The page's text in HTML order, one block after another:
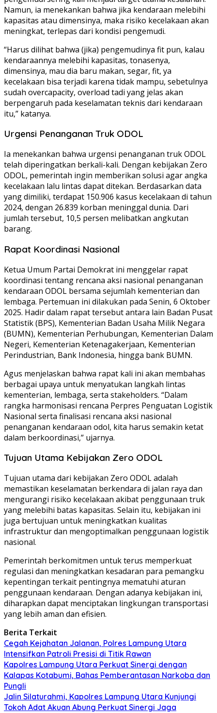
Namun, ia menekankan bahwa jika kendaraan melebihi
kapasitas atau dimensinya, maka risiko kecelakaan akan
meningkat, terlepas dari kondisi pengemudi.
“Harus dilihat bahwa (jika) pengemudinya fit pun, kalau
kendaraannya melebihi kapasitas, tonasenya,
dimensinya, mau dia baru makan, segar, fit, ya
kecelakaan bisa terjadi karena tidak mampu, sebetulnya
sudah overcapacity, overload tadi yang jelas akan
berpengaruh pada keselamatan teknis dari kendaraan
itu,” katanya.
Urgensi Penanganan Truk ODOL
Ia menekankan bahwa urgensi penanganan truk ODOL
telah diperingatkan berkali-kali. Dengan kebijakan Zero
ODOL, pemerintah ingin memberikan solusi agar angka
kecelakaan lalu lintas dapat ditekan. Berdasarkan data
yang dimiliki, terdapat 150.906 kasus kecelakaan di tahun
2024, dengan 26.839 korban meninggal dunia. Dari
jumlah tersebut, 10,5 persen melibatkan angkutan
barang.
Rapat Koordinasi Nasional
Ketua Umum Partai Demokrat ini menggelar rapat
koordinasi tentang rencana aksi nasional penanganan
kendaraan ODOL bersama sejumlah kementerian dan
lembaga. Pertemuan ini dilakukan pada Senin, 6 Oktober
2025. Hadir dalam rapat tersebut antara lain Badan Pusat
Statistik (BPS), Kementerian Badan Usaha Milik Negara
(BUMN), Kementerian Perhubungan, Kementerian Dalam
Negeri, Kementerian Ketenagakerjaan, Kementerian
Perindustrian, Bank Indonesia, hingga bank BUMN.
Agus menjelaskan bahwa rapat kali ini akan membahas
berbagai upaya untuk menyatukan langkah lintas
kementerian, lembaga, serta stakeholders. “Dalam
rangka harmonisasi rencana Perpres Penguatan Logistik
Nasional serta finalisasi rencana aksi nasional
penanganan kendaraan odol, kita harus semakin ketat
dalam berkoordinasi,” ujarnya.
Tujuan Utama Kebijakan Zero ODOL
Tujuan utama dari kebijakan Zero ODOL adalah
memastikan keselamatan berkendara di jalan raya dan
mengurangi risiko kecelakaan akibat penggunaan truk
yang melebihi batas kapasitas. Selain itu, kebijakan ini
juga bertujuan untuk meningkatkan kualitas
infrastruktur dan mengoptimalkan penggunaan logistik
nasional.
Pemerintah berkomitmen untuk terus memperkuat
regulasi dan meningkatkan kesadaran para pemangku
kepentingan terkait pentingnya mematuhi aturan
penggunaan kendaraan. Dengan adanya kebijakan ini,
diharapkan dapat menciptakan lingkungan transportasi
yang lebih aman dan efisien.
Berita Terkait
Cegah Kejahatan Jalanan, Polres Lampung Utara
Intensifkan Patroli Presisi di Titik Rawan
Kapolres Lampung Utara Perkuat Sinergi dengan
Kalapas Kotabumi, Bahas Pemberantasan Narkoba dan
Pungli
Jalin Silaturahmi, Kapolres Lampung Utara Kunjungi
Tokoh Adat Akuan Abung Perkuat Sinergi Jaga